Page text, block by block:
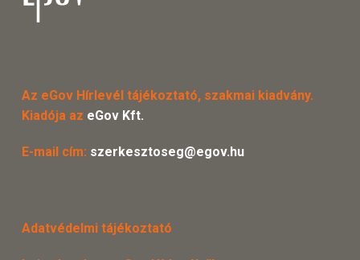
Az eGov Hírlevél tájékoztató, szakmai kiadvány.
Kiadója az eGov Kft.
E-mail cím: szerkesztoseg@egov.hu
Adatvédelmi tájékoztató